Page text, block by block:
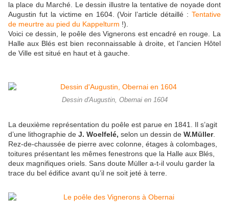
la place du Marché. Le dessin illustre la tentative de noyade dont
Augustin fut la victime en 1604. (Voir l’article détaillé : Tentative
de meurtre au pied du Kappelturm !).
Voici ce dessin, le poêle des Vignerons est encadré en rouge. La
Halle aux Blés est bien reconnaissable à droite, et l’ancien Hôtel
de Ville est situé en haut et à gauche.
Dessin d'Augustin, Obernai en 1604
La deuxième représentation du poêle est parue en 1841. Il s’agit
d’une lithographie de J. Woelfelé, selon un dessin de W.Müller.
Rez-de-chaussée de pierre avec colonne, étages à colombages,
toitures présentant les mêmes fenestrons que la Halle aux Blés,
deux magnifiques oriels. Sans doute Müller a-t-il voulu garder la
trace du bel édifice avant qu’il ne soit jeté à terre.